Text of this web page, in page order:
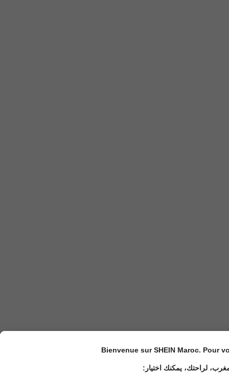
Bienvenue sur SHEIN Maroc. Pour
لراحتك، يمكنك اختيار: